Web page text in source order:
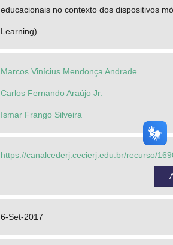
educacionais no contexto dos dispositivos
Learning)
Marcos Vinícius Mendonça Andrade
Carlos Fernando Araújo Jr.
Ismar Frango Silveira
https://canalcederj.cecierj.edu.br/recurso/
6-Set-2017